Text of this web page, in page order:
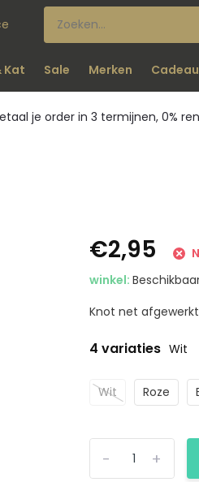
Kat Sale Merken
je order in 3 termijnen, 0%
€2,95
winkel:
Knot net
4 variaties Wit
Wit Roze
+
-